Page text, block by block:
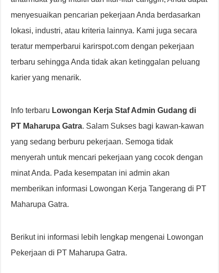
menyesuaikan pencarian pekerjaan Anda berdasarkan
lokasi, industri, atau kriteria lainnya. Kami juga secara
teratur memperbarui karirspot.com dengan pekerjaan
terbaru sehingga Anda tidak akan ketinggalan peluang
karier yang menarik.
Info terbaru Lowongan Kerja Staf Admin Gudang di
PT Maharupa Gatra. Salam Sukses bagi kawan-kawan
yang sedang berburu pekerjaan. Semoga tidak
menyerah untuk mencari pekerjaan yang cocok dengan
minat Anda. Pada kesempatan ini admin akan
memberikan informasi Lowongan Kerja Tangerang di PT
Maharupa Gatra.
Berikut ini informasi lebih lengkap mengenai Lowongan
Pekerjaan di PT Maharupa Gatra.